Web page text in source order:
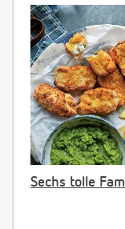
Sechs tolle